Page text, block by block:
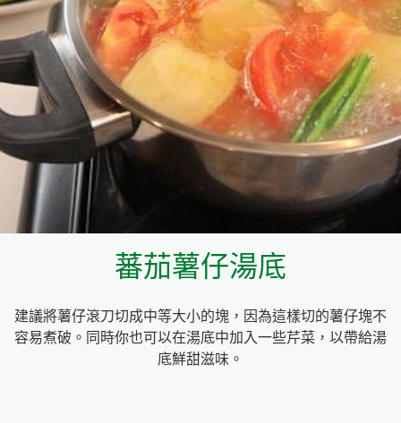
季節節慶
多國料理
料理種類
家樂牌鮮菇粉
家樂牌濃湯寶
家樂牌雞汁
家樂牌快熟通心粉
家樂牌鮮露
家樂牌雞湯粒
愛環境食材名單
愛環境食材食譜
愛環境食材篩選條件
蕃茄薯仔湯底
建議將薯仔滾刀切成中等大小的塊，因為這樣切的薯仔塊不
容易煮破。同時你也可以在湯底中加入一些芹菜，以帶給湯
底鮮甜滋味。